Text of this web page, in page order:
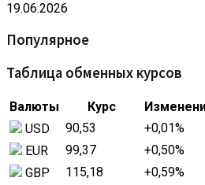
19.06.2026
Популярное
Таблица обменных курсов
Валюты Курс
USD
90,53 +0,01%
EUR
99,37 +0,50%
GBP
115,18 +0,59%